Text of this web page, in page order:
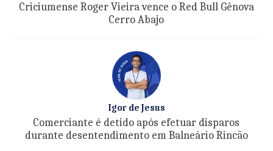
Criciumense Roger Vieira vence o Red Bull Gênova
Cerro Abajo
Igor de Jesus
Comerciante é detido após efetuar disparos
durante desentendimento em Balneário Rincão